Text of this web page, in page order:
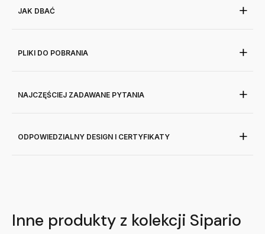
JAK DBAĆ
PLIKI DO POBRANIA
NAJCZĘŚCIEJ ZADAWANE PYTANIA
ODPOWIEDZIALNY DESIGN I CERTYFIKATY
Inne produkty z kolekcji Sipario